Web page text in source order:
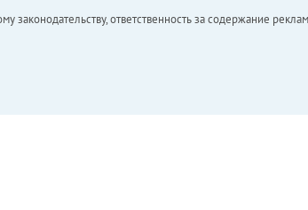
законодательству, ответственность за содержание